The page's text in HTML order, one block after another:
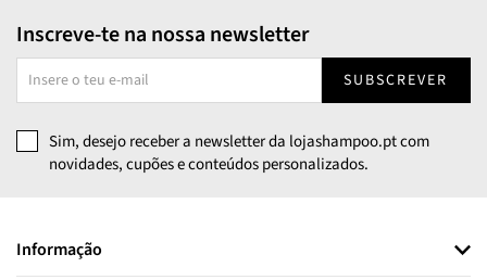
Inscreve-te na nossa newsletter
SUBSCREVER
Sim, desejo receber a newsletter da lojashampoo.pt com
novidades, cupões e conteúdos personalizados.
Informação